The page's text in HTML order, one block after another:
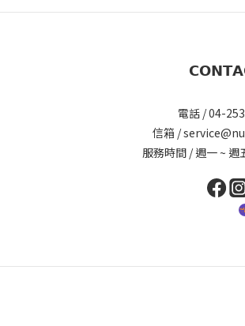
電話 / 04-
信箱 /
服務時間 / 週一 ~